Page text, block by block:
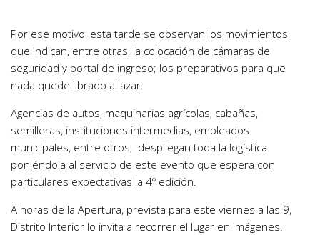
Por ese motivo, esta tarde se observan los movimientos
que indican, entre otras, la colocación de cámaras de
seguridad y portal de ingreso; los preparativos para que
nada quede librado al azar.
Agencias de autos, maquinarias agrícolas, cabañas,
semilleras, instituciones intermedias, empleados
municipales, entre otros, despliegan toda la logística
poniéndola al servicio de este evento que espera con
particulares expectativas la 4º edición.
A horas de la Apertura, prevista para este viernes a las 9,
Distrito Interior lo invita a recorrer el lugar en imágenes.